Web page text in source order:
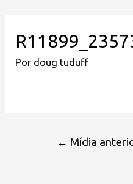
Por doug tuduff
← Mídia